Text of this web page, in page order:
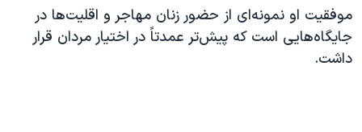
موفقیت او نمونه‌ای از حضور زنان مهاجر و اقلیت‌ها در
جایگاه‌هایی است که پیش‌تر عمدتاً در اختیار مردان قرار
داشت.